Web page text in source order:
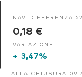
NAV DIFFERENZA
0,18 €
VARIAZIONE
+ 3,47%
ALLA CHIUSURA 09